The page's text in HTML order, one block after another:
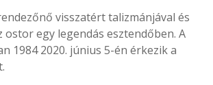
visszatért talizmánjával és
ostor egy legendás esztendőben. A
1984 2020. június 5-én érkezik a